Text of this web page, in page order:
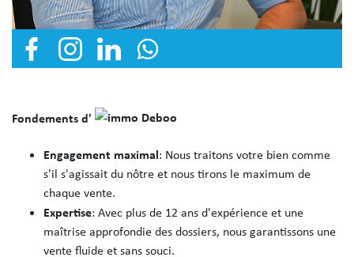
Fondements d'
Engagement maximal: Nous traitons votre bien comme
s'il s'agissait du nôtre et nous tirons le maximum de
chaque vente.
Expertise: Avec plus de 12 ans d'expérience et une
maîtrise approfondie des dossiers, nous garantissons une
vente fluide et sans souci.